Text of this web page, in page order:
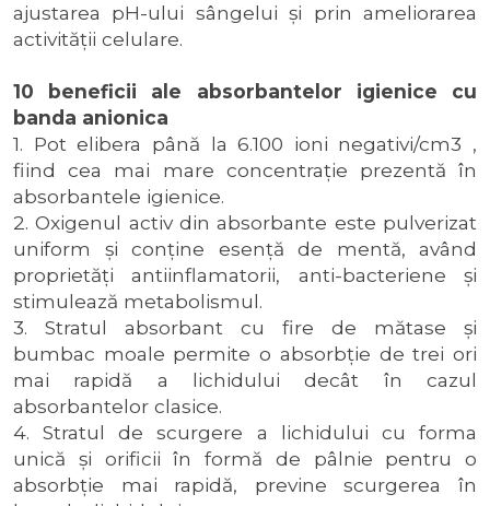
ajustarea pH-ului sângelui şi prin ameliorarea
activităţii celulare.
10 beneficii ale absorbantelor igienice cu
banda anionica
1. Pot elibera până la 6.100 ioni negativi/cm3 ,
fiind cea mai mare concentraţie prezentă în
absorbantele igienice.
2. Oxigenul activ din absorbante este pulverizat
uniform şi conţine esenţă de mentă, având
proprietăţi antiinflamatorii, anti-bacteriene şi
stimulează metabolismul.
3. Stratul absorbant cu fire de mătase şi
bumbac moale permite o absorbţie de trei ori
mai rapidă a lichidului decât în cazul
absorbantelor clasice.
4. Stratul de scurgere a lichidului cu forma
unică şi orificii în formă de pâlnie pentru o
absorbţie mai rapidă, previne scurgerea în